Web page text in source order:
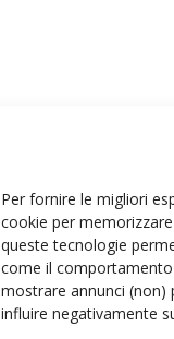
Per fornire le migliori
cookie per
queste tecnologie
come il
mostrare annunci (non)
influire negativamente